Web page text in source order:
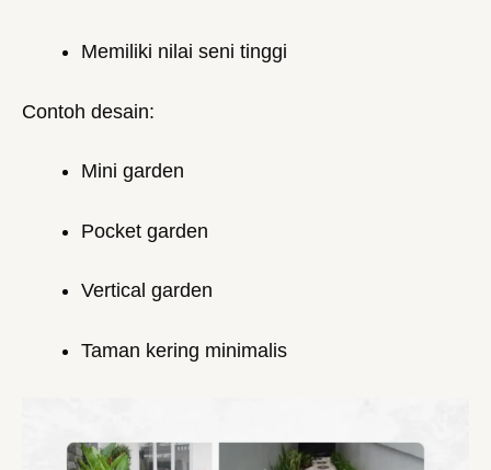
Memiliki nilai seni tinggi
Contoh desain:
Mini garden
Pocket garden
Vertical garden
Taman kering minimalis